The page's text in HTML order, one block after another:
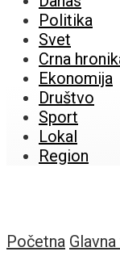
Politika
Svet
Crna
Ekonomija
Društvo
Sport
Lokal
Region
Početna